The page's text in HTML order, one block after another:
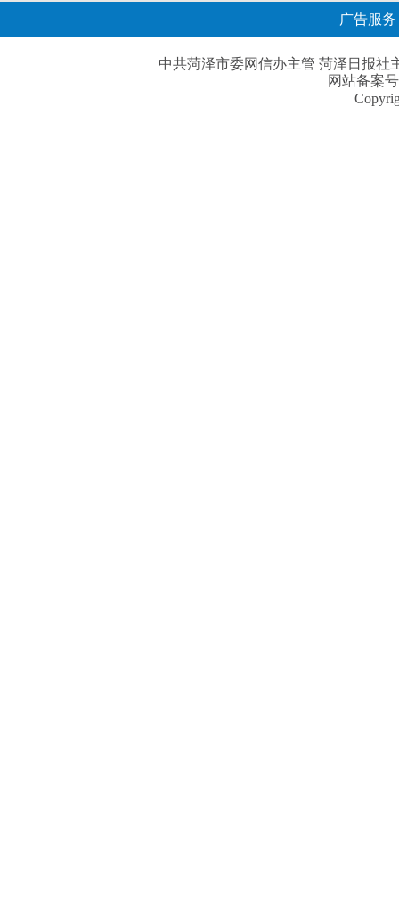
广告服务
中共菏泽市委网信办主管 菏泽日报社
网站备案